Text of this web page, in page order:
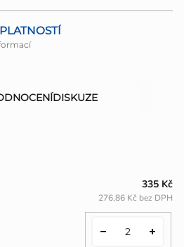
DISKUZE
335 Kč
276,86 Kč bez DPH